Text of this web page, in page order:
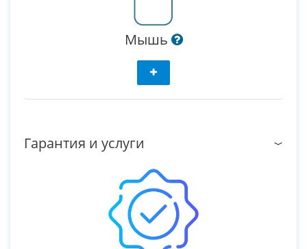
Мышь
Гарантия и услуги